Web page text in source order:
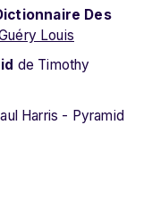
Des
Louis
de Timothy
Harris - Pyramid